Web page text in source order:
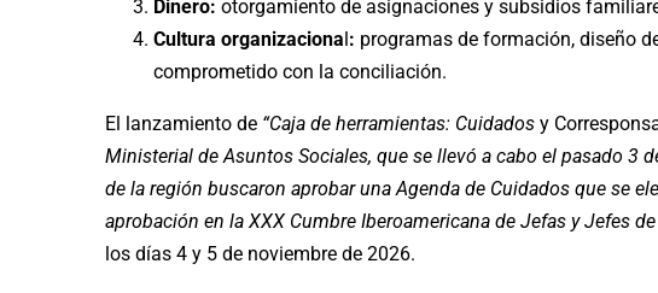
Dinero: otorgamiento de asignaciones y subsidios
Cultura organizacional: programas de formación, diseño
comprometido con la conciliación.
El lanzamiento de “Caja de herramientas: Cuidados y
Ministerial de Asuntos Sociales, que se llevó a cabo el pasado 3
de la región buscaron aprobar una Agenda de Cuidados que se
aprobación en la XXX Cumbre Iberoamericana de Jefas y Jefes
los días 4 y 5 de noviembre de 2026.